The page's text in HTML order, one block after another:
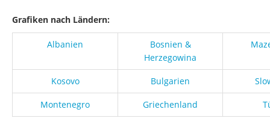
Grafiken nach Ländern:
Albanien
Bosnien &
Herzegowina
Kosovo Bulgarien
Montenegro Griechenland